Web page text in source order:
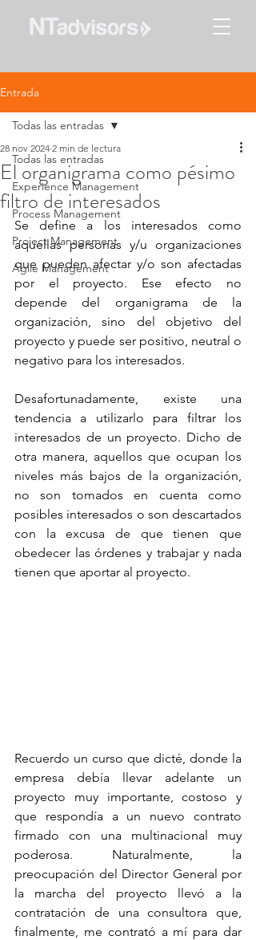
Entrada
Todas las entradas
Experience Management
Process Management
Project Management
Agile Management
Todas las entradas
El organigrama como pésimo
filtro de interesados
28 nov 2024 2 min de lectura
Se define a los interesados como
aquellas personas y/u organizaciones
que pueden afectar y/o son afectadas
por el proyecto. Ese efecto no
depende del organigrama de la
organización, sino del objetivo del
proyecto y puede ser positivo, neutral o
negativo para los interesados.
Desafortunadamente, existe una
tendencia a utilizarlo para filtrar los
interesados de un proyecto. Dicho de
otra manera, aquellos que ocupan los
niveles más bajos de la organización,
no son tomados en cuenta como
posibles interesados o son descartados
con la excusa de que tienen que
obedecer las órdenes y trabajar y nada
tienen que aportar al proyecto.
Recuerdo un curso que dicté, donde la
empresa debía llevar adelante un
proyecto muy importante, costoso y
que respondía a un nuevo contrato
firmado con una multinacional muy
poderosa. Naturalmente, la
preocupación del Director General por
la marcha del proyecto llevó a la
contratación de una consultora que,
finalmente, me contrató a mí para dar